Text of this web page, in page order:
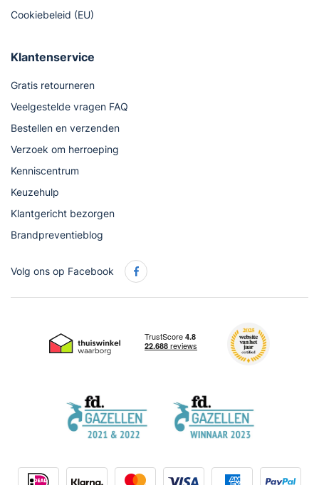
Cookiebeleid (EU)
Klantenservice
Gratis retourneren
Veelgestelde vragen FAQ
Bestellen en verzenden
Verzoek om herroeping
Kenniscentrum
Keuzehulp
Klantgericht bezorgen
Brandpreventieblog
Volg ons op Facebook